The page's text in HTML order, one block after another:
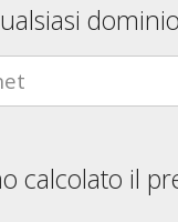
calcolato il